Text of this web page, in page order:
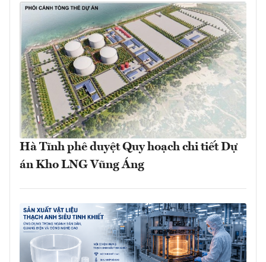
Hà Tĩnh phê duyệt Quy hoạch chi tiết Dự
án Kho LNG Vũng Áng